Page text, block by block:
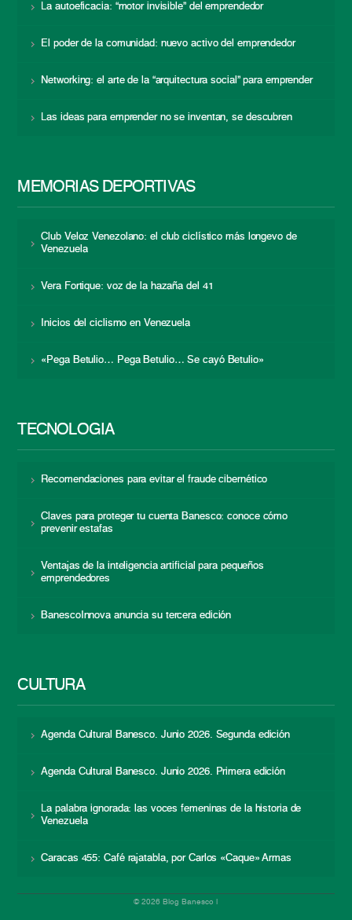
La autoeficacia: “motor invisible” del emprendedor
El poder de la comunidad: nuevo activo del emprendedor
Networking: el arte de la “arquitectura social” para emprender
Las ideas para emprender no se inventan, se descubren
MEMORIAS DEPORTIVAS
Club Veloz Venezolano: el club ciclístico más longevo de
Venezuela
Vera Fortique: voz de la hazaña del 41
Inicios del ciclismo en Venezuela
«Pega Betulio… Pega Betulio… Se cayó Betulio»
TECNOLOGÍA
Recomendaciones para evitar el fraude cibernético
Claves para proteger tu cuenta Banesco: conoce cómo
prevenir estafas
Ventajas de la inteligencia artificial para pequeños
emprendedores
BanescoInnova anuncia su tercera edición
CULTURA
Agenda Cultural Banesco. Junio 2026. Segunda edición
Agenda Cultural Banesco. Junio 2026. Primera edición
La palabra ignorada: las voces femeninas de la historia de
Venezuela
Caracas 455: Café rajatabla, por Carlos «Caque» Armas
© 2026 Blog Banesco |